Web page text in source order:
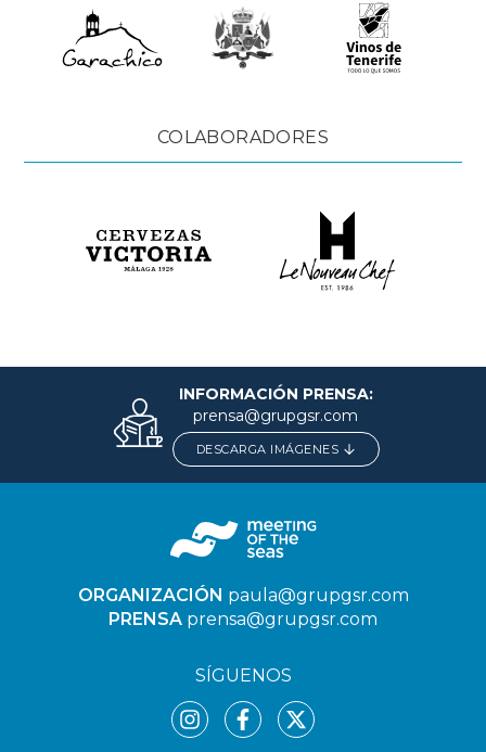
COLABORADORES
INFORMACIÓN PRENSA:
prensa@grupgsr.com
DESCARGA IMÁGENES
ORGANIZACIÓN paula@grupgsr.com
PRENSA prensa@grupgsr.com
SÍGUENOS